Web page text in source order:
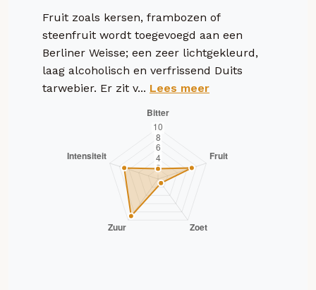
Fruit zoals kersen, frambozen of
steenfruit wordt toegevoegd aan een
Berliner Weisse; een zeer lichtgekleurd,
laag alcoholisch en verfrissend Duits
tarwebier. Er zit v... Lees meer